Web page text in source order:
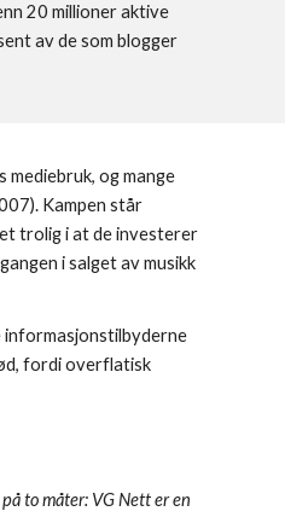
20 millioner aktive
av de som blogger
og mange
Kampen står
trolig i at de investerer
i salget av musikk
informasjonstilbyderne
fordi overflatisk
to måter: VG Nett er en